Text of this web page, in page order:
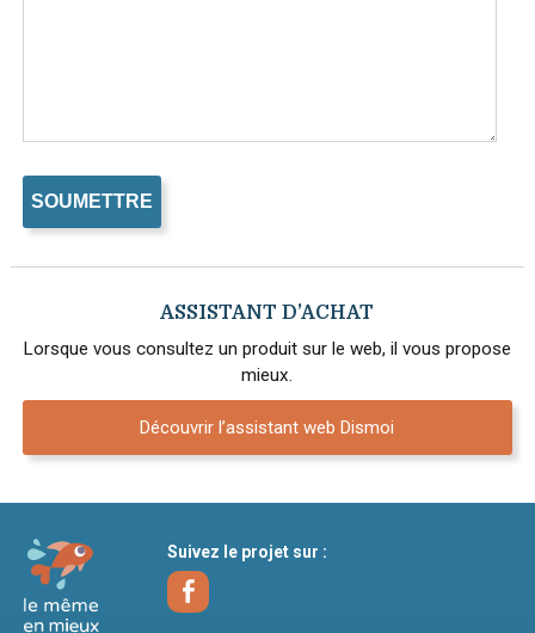
ASSISTANT D’ACHAT
Lorsque vous consultez un produit sur le web, il vous propose
mieux.
Découvrir l’assistant web Dismoi
Suivez le projet sur :
Facebook